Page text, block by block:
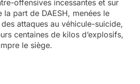
offensives incessantes et sur
part de DAESH, menées le
attaques au véhicule-suicide,
centaines de kilos d’explosifs,
le siège.